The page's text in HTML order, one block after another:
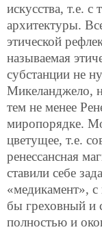
искусства, т.е.
архитектуры.
этической
называемая
субстанции не
Микеланджело,
тем не менее
миропорядке.
цветущее, т.е.
ренессансная
ставили себе
«медикамент»,
бы греховный и
полностью и